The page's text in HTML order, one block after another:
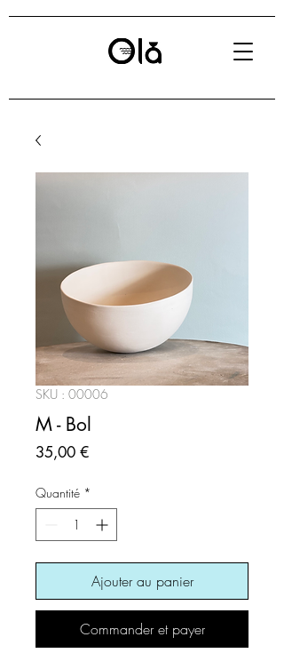
SKU : 00006
M - Bol
35,00 €Prix
Quantité *
Ajouter au panier
Commander et payer